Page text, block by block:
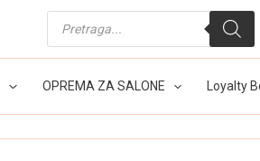
search
OPREMA ZA SALONE Loyalty